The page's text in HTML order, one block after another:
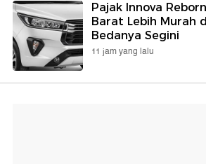
Pajak Innova
Barat Lebih Murah
Bedanya Segini
11 jam yang lalu